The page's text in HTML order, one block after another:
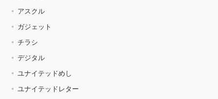
アスクル
ガジェット
チラシ
デジタル
ユナイテッドめし
ユナイテッドレター